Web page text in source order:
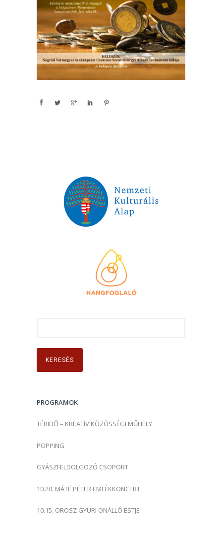
r
s
:PROGRAMOK
TÉRIDŐ – KREATÍV KÖZÖSSÉGI MŰHELY
POPPING
GYÁSZFELDOLGOZÓ CSOPORT
10.20. MÁTÉ PÉTER EMLÉKKONCERT
10.15. OROSZ GYURI ÖNÁLLÓ ESTJE